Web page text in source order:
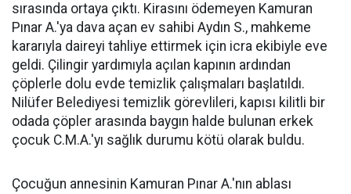
sırasında ortaya çıktı. Kirasını ödemeyen Kamuran
Pınar A.'ya dava açan ev sahibi Aydın S., mahkeme
kararıyla daireyi tahliye ettirmek için icra ekibiyle eve
geldi. Çilingir yardımıyla açılan kapının ardından
çöplerle dolu evde temizlik çalışmaları başlatıldı.
Nilüfer Belediyesi temizlik görevlileri, kapısı kilitli bir
odada çöpler arasında baygın halde bulunan erkek
çocuk C.M.A.'yı sağlık durumu kötü olarak buldu.
Çocuğun annesinin Kamuran Pınar A.'nın ablası